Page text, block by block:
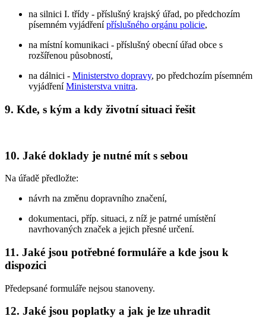
na silnici I. třídy - příslušný krajský úřad, po předchozím
písemném vyjádřenípříslušného orgánu policie,
na místní komunikaci - příslušný obecní úřad obce s
rozšířenou působností,
na dálnici - Ministerstvo dopravy, po předchozím písemném
vyjádřeníMinisterstva vnitra.
9. Kde, s kým a kdy životní situaci řešit
10. Jaké doklady je nutné mít s sebou
Na úřadě předložte:
návrh na změnu dopravního značení,
dokumentaci, příp. situaci, z níž je patrné umístění
navrhovaných značek a jejich přesné určení.
11. Jaké jsou potřebné formuláře a kde jsou k
dispozici
Předepsané formuláře nejsou stanoveny.
12. Jaké jsou poplatky a jak je lze uhradit